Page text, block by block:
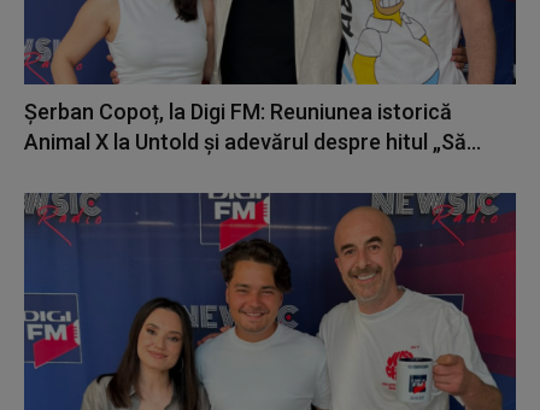
Șerban Copoț, la Digi FM: Reuniunea istorică
Animal X la Untold și adevărul despre hitul „Să...